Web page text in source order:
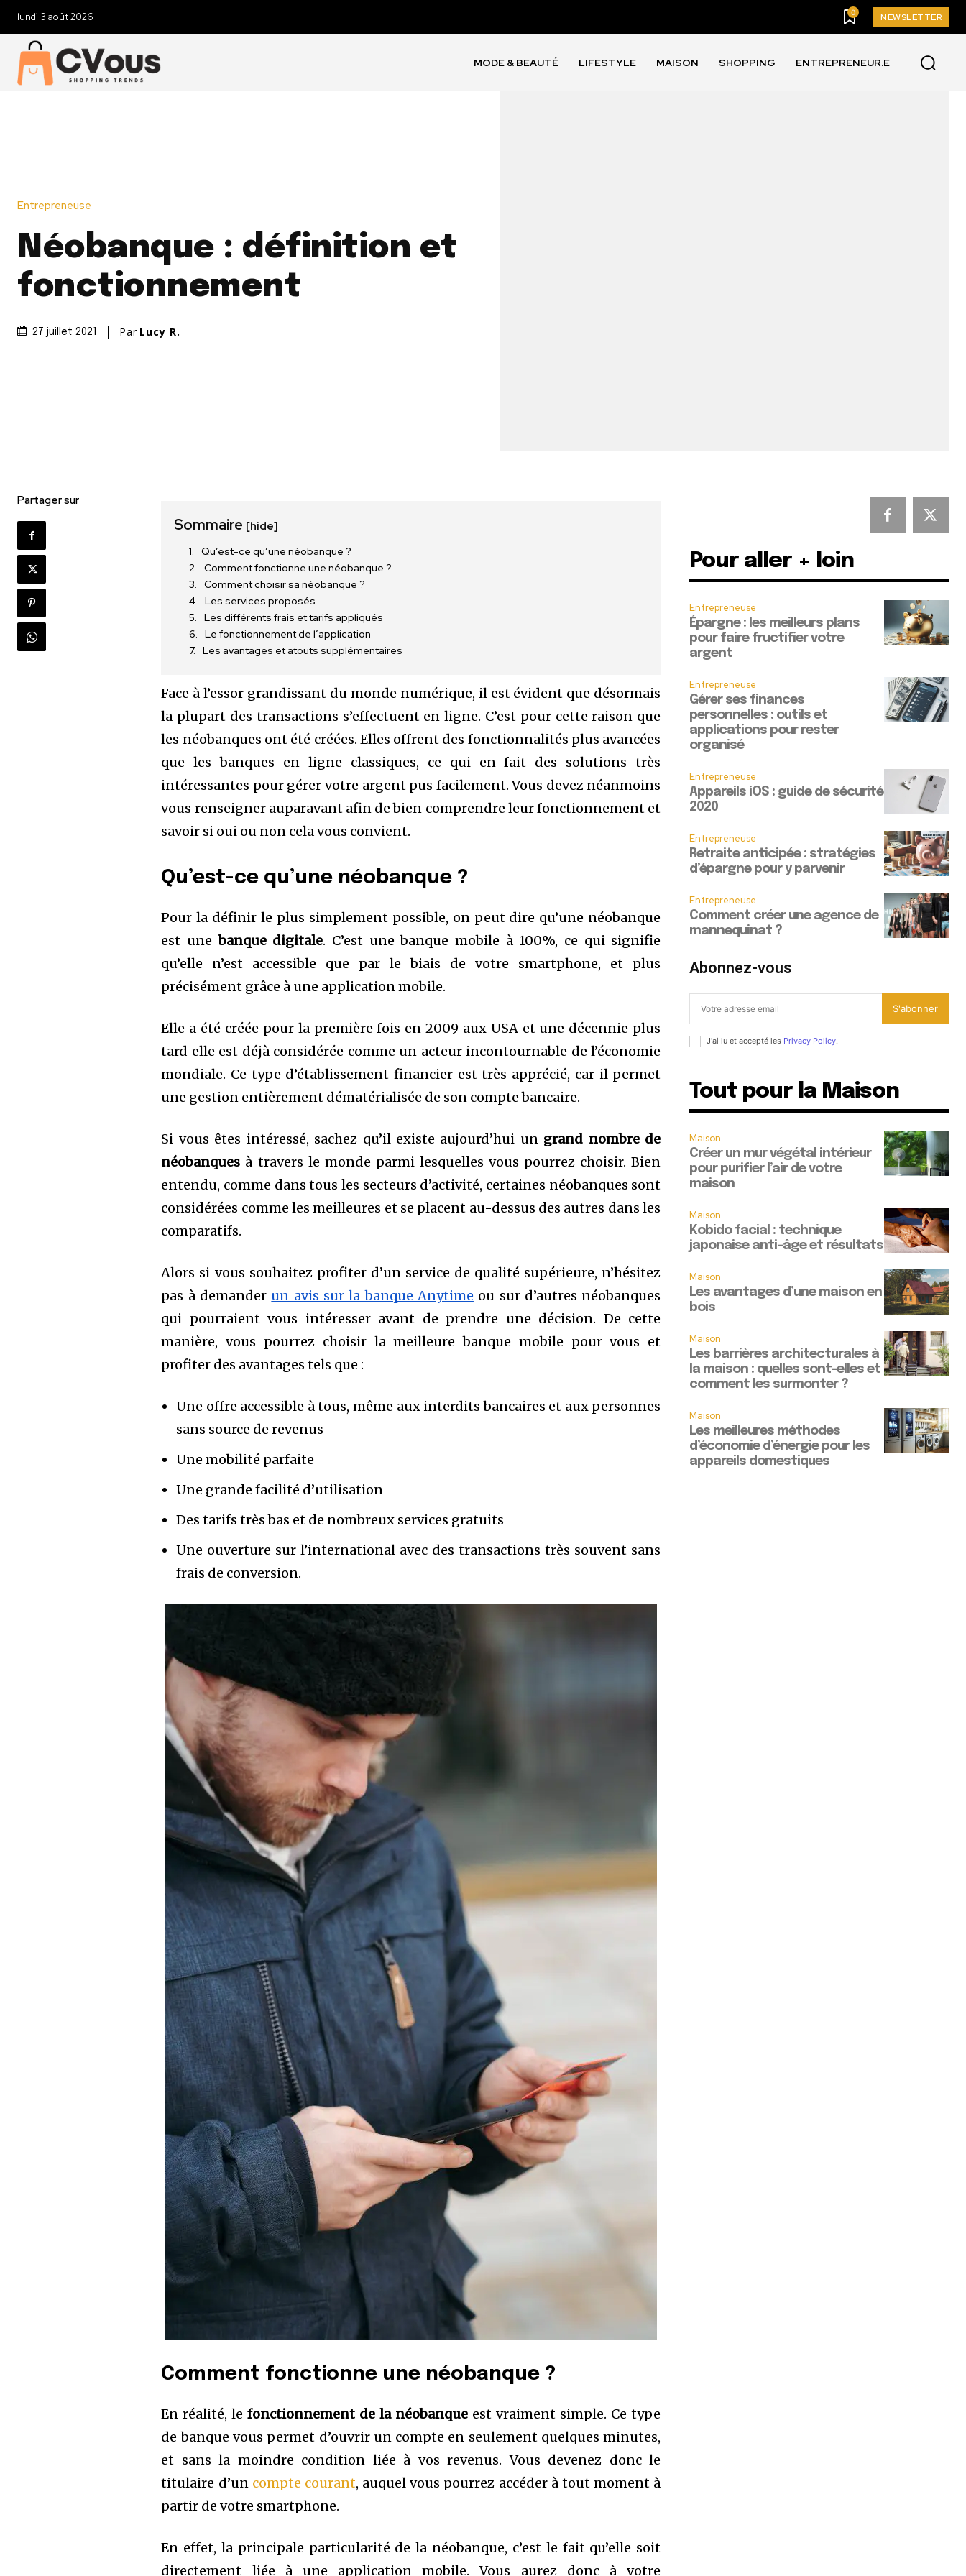
lundi 3 août 2026 0 NEWSLETTER
MODE & BEAUTÉ LIFESTYLE MAISON SHOPPING ENTREPRENEUR.E
Entrepreneuse
Néobanque : définition et
fonctionnement
27 juillet 2021 Par Lucy R.
Partager sur
Sommaire [hide]
Qu’est-ce qu’une néobanque ?
Comment fonctionne une néobanque ?
Comment choisir sa néobanque ?
Les services proposés
Les différents frais et tarifs appliqués
Le fonctionnement de l’application
Les avantages et atouts supplémentaires
Face à l’essor grandissant du monde numérique, il est évident que désormais
la plupart des transactions s’effectuent en ligne. C’est pour cette raison que
les néobanques ont été créées. Elles offrent des fonctionnalités plus avancées
que les banques en ligne classiques, ce qui en fait des solutions très
intéressantes pour gérer votre argent pus facilement. Vous devez néanmoins
vous renseigner auparavant afin de bien comprendre leur fonctionnement et
savoir si oui ou non cela vous convient.
Qu’est-ce qu’une néobanque ?
Pour la définir le plus simplement possible, on peut dire qu’une néobanque
est unebanque digitale. C’est une banque mobile à 100%, ce qui signifie
qu’elle n’est accessible que par le biais de votre smartphone, et plus
précisément grâce à une application mobile.
Elle a été créée pour la première fois en 2009 aux USA et une décennie plus
tard elle est déjà considérée comme un acteur incontournable de l’économie
mondiale. Ce type d’établissement financier est très apprécié, car il permet
une gestion entièrement dématérialisée de son compte bancaire.
Si vous êtes intéressé, sachez qu’il existe aujourd’hui un grand nombre de
néobanques à travers le monde parmi lesquelles vous pourrez choisir. Bien
entendu, comme dans tous les secteurs d’activité, certaines néobanques sont
considérées comme les meilleures et se placent au-dessus des autres dans les
comparatifs.
Alors si vous souhaitez profiter d’un service de qualité supérieure, n’hésitez
pas à demander un avis sur la banque Anytime ou sur d’autres néobanques
qui pourraient vous intéresser avant de prendre une décision. De cette
manière, vous pourrez choisir la meilleure banque mobile pour vous et
profiter des avantages tels que :
Une offre accessible à tous, même aux interdits bancaires et aux personnes
sans source de revenus
Une mobilité parfaite
Une grande facilité d’utilisation
Des tarifs très bas et de nombreux services gratuits
Une ouverture sur l’international avec des transactions très souvent sans
frais de conversion.
Comment fonctionne une néobanque ?
En réalité, lefonctionnement de la néobanque est vraiment simple. Ce type
de banque vous permet d’ouvrir un compte en seulement quelques minutes,
et sans la moindre condition liée à vos revenus. Vous devenez donc le
titulaire d’un compte courant, auquel vous pourrez accéder à tout moment à
partir de votre smartphone.
En effet, la principale particularité de la néobanque, c’est le fait qu’elle soit
directement liée à une application mobile. Vous aurez donc à votre
Pour aller + loin
Entrepreneuse
Épargne : les meilleurs plans
pour faire fructifier votre
argent
Entrepreneuse
Gérer ses finances
personnelles : outils et
applications pour rester
organisé
Entrepreneuse
Appareils iOS : guide de sécurité
2020
Entrepreneuse
Retraite anticipée : stratégies
d’épargne pour y parvenir
Entrepreneuse
Comment créer une agence de
mannequinat ?
Abonnez-vous
S'abonner
J'ai lu et accepté les Privacy Policy.
Tout pour la Maison
Maison
Créer un mur végétal intérieur
pour purifier l’air de votre
maison
Maison
Kobido facial : technique
japonaise anti-âge et résultats
Maison
Les avantages d’une maison en
bois
Maison
Les barrières architecturales à
la maison : quelles sont-elles et
comment les surmonter ?
Maison
Les meilleures méthodes
d’économie d’énergie pour les
appareils domestiques